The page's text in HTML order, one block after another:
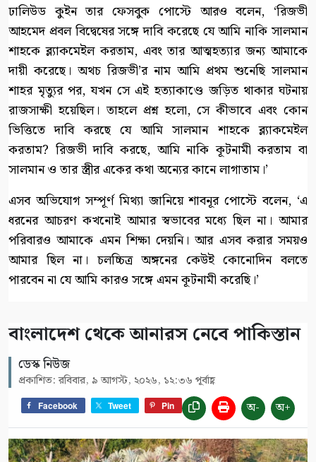
ঢালিউড কুইন তার ফেসবুক পোস্টে আরও বলেন, ‘রিজভী
আহমেদ প্রবল বিদ্বেষের সঙ্গে দাবি করেছে যে আমি নাকি সালমান
শাহকে ব্ল্যাকমেইল করতাম, এবং তার আত্মহত্যার জন্য আমাকে
দায়ী করেছে। অথচ রিজভী’র নাম আমি প্রথম শুনেছি সালমান
শাহর মৃত্যুর পর, যখন সে এই হত্যাকাণ্ডে জড়িত থাকার ঘটনায়
রাজসাক্ষী হয়েছিল। তাহলে প্রশ্ন হলো, সে কীভাবে এবং কোন
ভিত্তিতে দাবি করছে যে আমি সালমান শাহকে ব্ল্যাকমেইল
করতাম? রিজভী দাবি করছে, আমি নাকি কূটনামী করতাম বা
সালমান ও তার স্ত্রীর একের কথা অন্যের কানে লাগাতাম।’
এসব অভিযোগ সম্পূর্ণ মিথ্যা জানিয়ে শাবনূর পোস্টে বলেন, ‘এ
ধরনের আচরণ কখনোই আমার স্বভাবের মধ্যে ছিল না। আমার
পরিবারও আমাকে এমন শিক্ষা দেয়নি। আর এসব করার সময়ও
আমার ছিল না। চলচ্চিত্র অঙ্গনের কেউই কোনোদিন বলতে
পারবেন না যে আমি কারও সঙ্গে এমন কূটনামী করেছি।’
বাংলাদেশ থেকে আনারস নেবে পাকিস্তান
ডেস্ক নিউজ
প্রকাশিত: রবিবার, ৯ আগস্ট, ২০২৬, ১২:৩৬ পূর্বাহ্ণ
Facebook Tweet Pin অ- অ+